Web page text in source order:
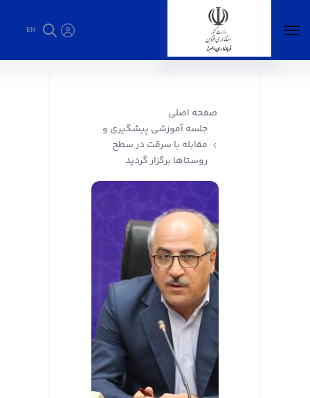
EN
صفحه اصلی
جلسه آموزشی پیشگیری و
مقابله با سرقت در سطح
روستاها برگزار گردید